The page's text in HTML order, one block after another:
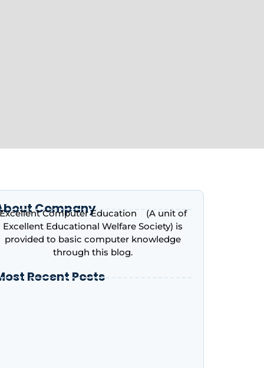
Company
Computer Education (A unit of
Excellent Educational Welfare Society) is
provided to basic computer knowledge
through this blog.
Recent Posts